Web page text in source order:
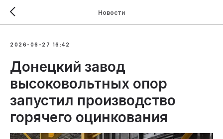
Новости
2026-06-27 16:42
Донецкий завод
высоковольтных опор
запустил производство
горячего оцинкования